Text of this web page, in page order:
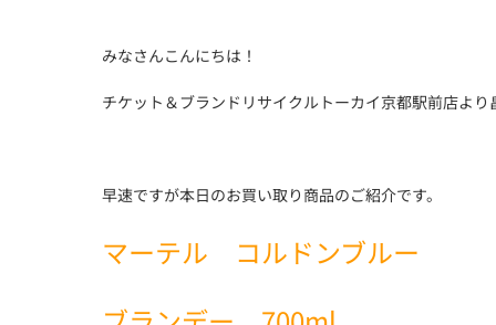
みなさんこんにちは！
チケット＆ブランドリサイクルトーカイ京都駅前店より
早速ですが本日のお買い取り商品のご紹介です。
マーテル コルドンブルー